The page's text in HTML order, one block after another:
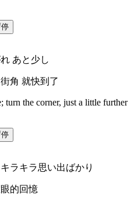
あと少し
角 就快到了
turn the corner, just a little further
ラキラ思い出ばかり
的回憶